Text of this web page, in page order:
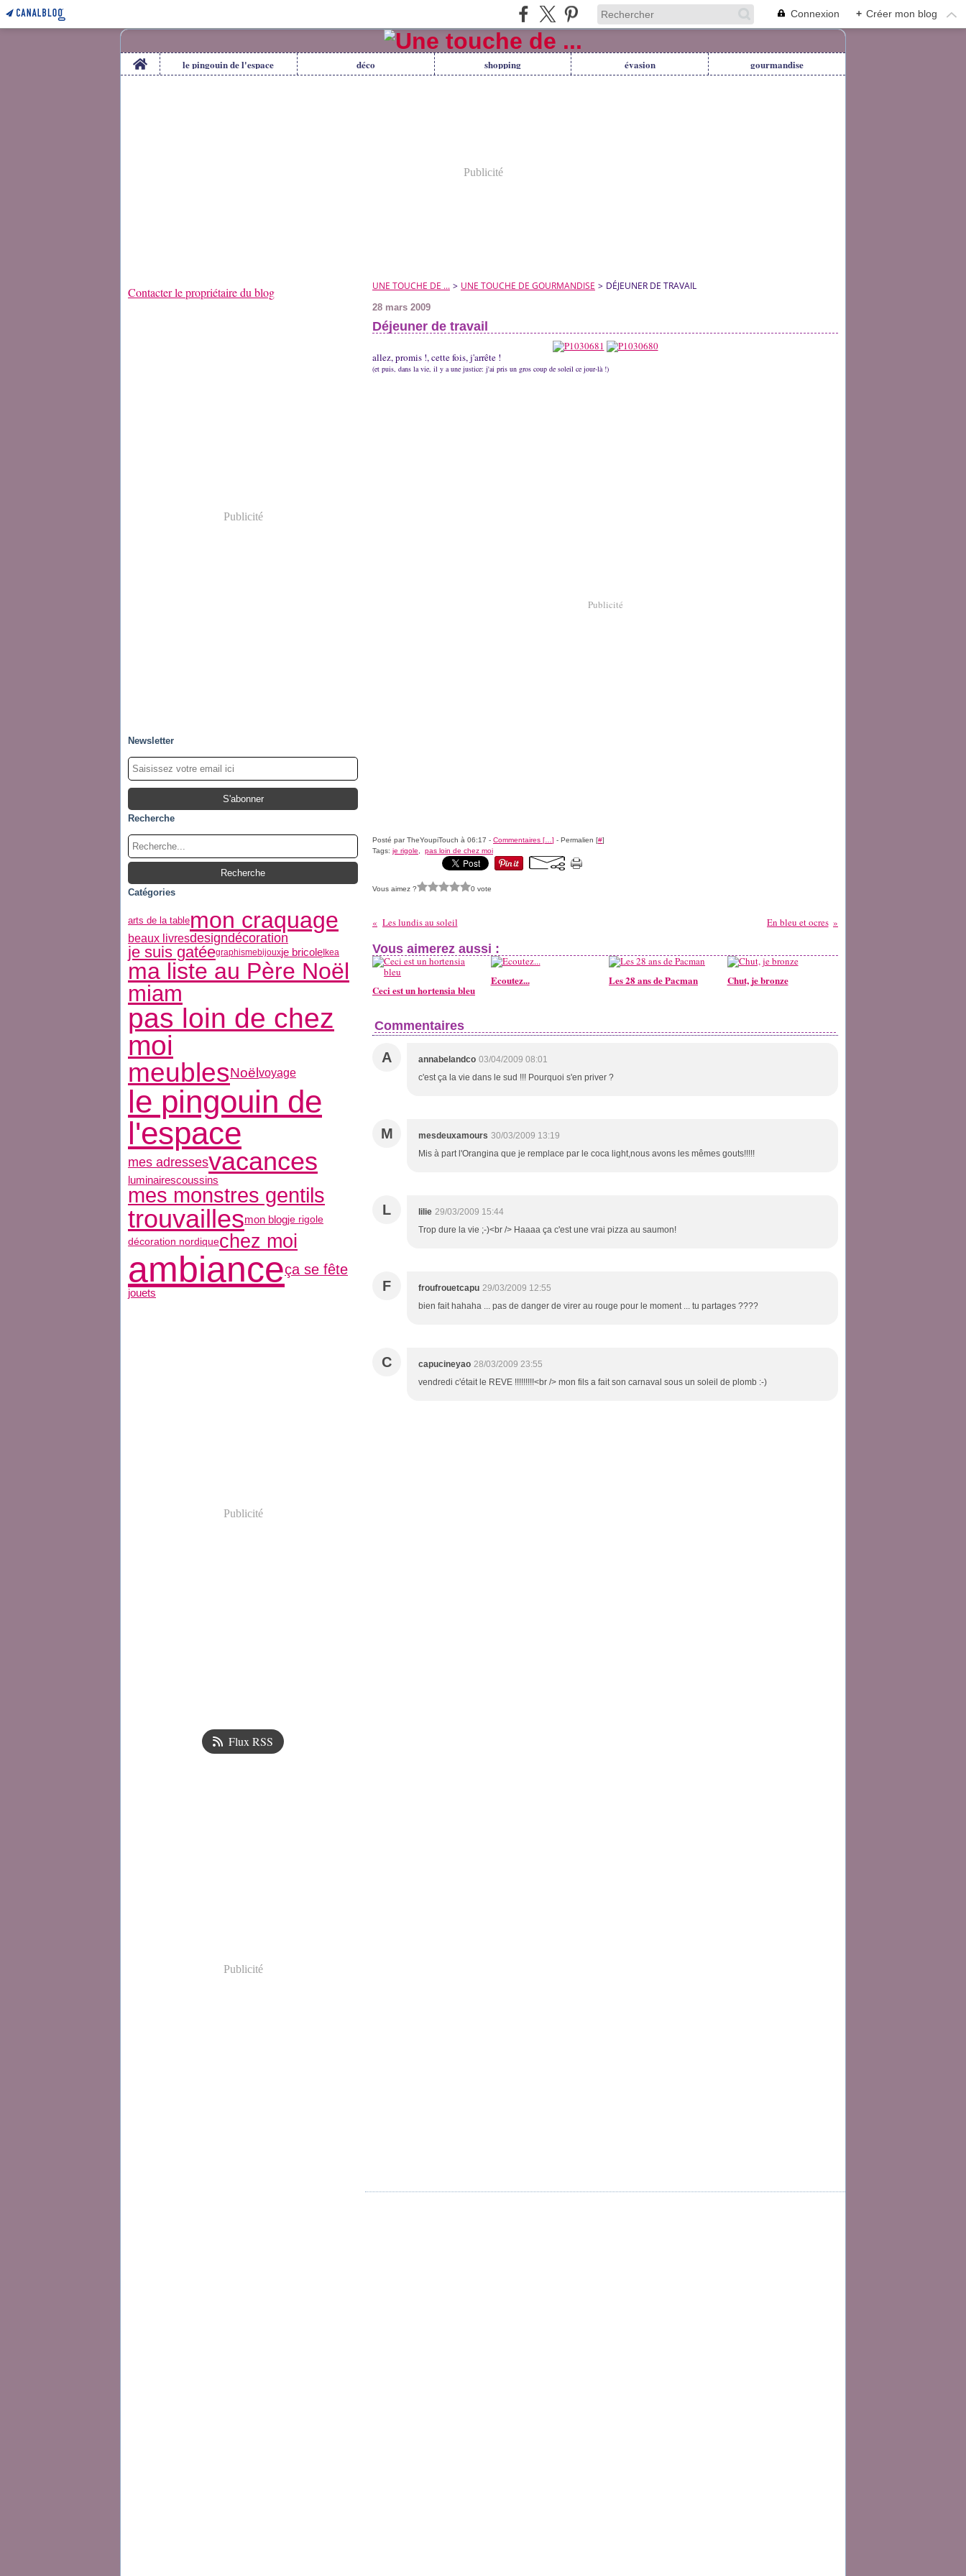
Connexion + Créer mon blog
Home le pingouin de l'espace déco shopping évasion gourmandise
Publicité
Contacter le propriétaire du blog
Publicité
Newsletter
Recherche
Catégories
arts de la tablemon craquage
beaux livresdesigndécoration
je suis gatéegraphismebijouxje bricoleIkea
ma liste au Père Noël
miam
pas loin de chez
moi
meublesNoël voyage
le pingouin de
l'espace
mes adressesvacances
luminairescoussins
mes monstres gentils
trouvaillesmon blogje rigole
décoration nordiquechez moi
ambianceça se fête
jouets
Publicité
Flux RSS
Publicité
UNE TOUCHE DE ... > UNE TOUCHE DE GOURMANDISE > DÉJEUNER DE TRAVAIL
28 mars 2009
Déjeuner de travail
allez, promis !, cette fois, j'arrête !
(et puis, dans la vie, il y a une justice: j'ai pris un gros coup de soleil ce jour-là !)
Publicité
Posté par TheYoupiTouch à 06:17 - Commentaires [ ] - Permalien [#]
Tags: je rigole pas loin de chez moi
Vous aimez ? 0 vote
Les lundis au soleil En bleu et ocres
Vous aimerez aussi :
Ceci est un hortensia bleu
Ecoutez... Les 28 ans de Pacman Chut, je bronze
Commentaires
A annabelandco 03/04/2009 08:01
c'est ça la vie dans le sud !!! Pourquoi s'en priver ?
M mesdeuxamours 30/03/2009 13:19
Mis à part l'Orangina que je remplace par le coca light,nous avons les mêmes gouts!!!!!
L lilie 29/03/2009 15:44
Trop dure la vie ;-)<br /> Haaaa ça c'est une vrai pizza au saumon!
F froufrouetcapu 29/03/2009 12:55
bien fait hahaha ... pas de danger de virer au rouge pour le moment ... tu partages ????
C capucineyao 28/03/2009 23:55
vendredi c'était le REVE !!!!!!!!!<br /> mon fils a fait son carnaval sous un soleil de plomb :-)